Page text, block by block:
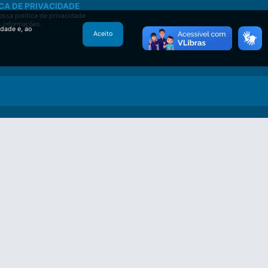
DE PRIVACIDADE
política de privacidade
informações.
e, ao
Aceito